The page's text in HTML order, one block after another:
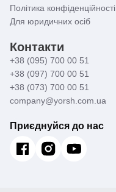
Політика конфіденційності
Для юридичних осіб
Контакти
+38 (095) 700 00 51
+38 (097) 700 00 51
+38 (073) 700 00 51
company@yorsh.com.ua
Приєднуйся до нас